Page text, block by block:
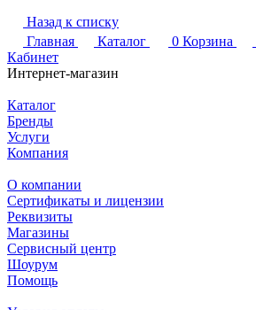
Назад к списку
Главная
Каталог 0 Корзина
Кабинет
Интернет-магазин
Каталог
Бренды
Услуги
Компания
О компании
Сертификаты и лицензии
Реквизиты
Магазины
Сервисный центр
Шоурум
Помощь